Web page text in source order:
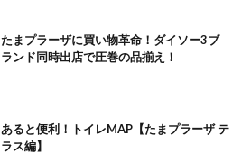
たまプラーザに買い物革命！ダイソー3ブ
ランド同時出店で圧巻の品揃え！
あると便利！トイレMAP【たまプラーザ テ
ラス編】